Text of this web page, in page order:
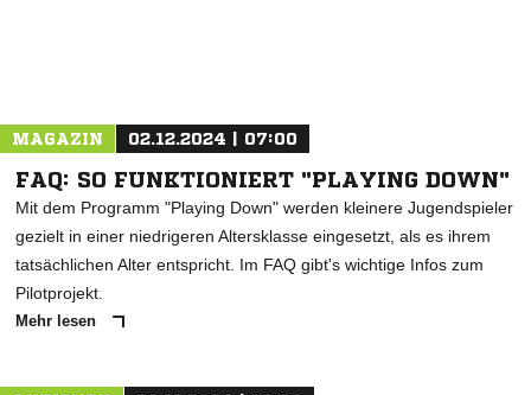
MAGAZIN 02.12.2024 | 07:00
FAQ: SO FUNKTIONIERT "PLAYING DOWN"
Mit dem Programm "Playing Down" werden kleinere Jugendspieler
gezielt in einer niedrigeren Altersklasse eingesetzt, als es ihrem
tatsächlichen Alter entspricht. Im FAQ gibt's wichtige Infos zum
Pilotprojekt.
Mehr lesen